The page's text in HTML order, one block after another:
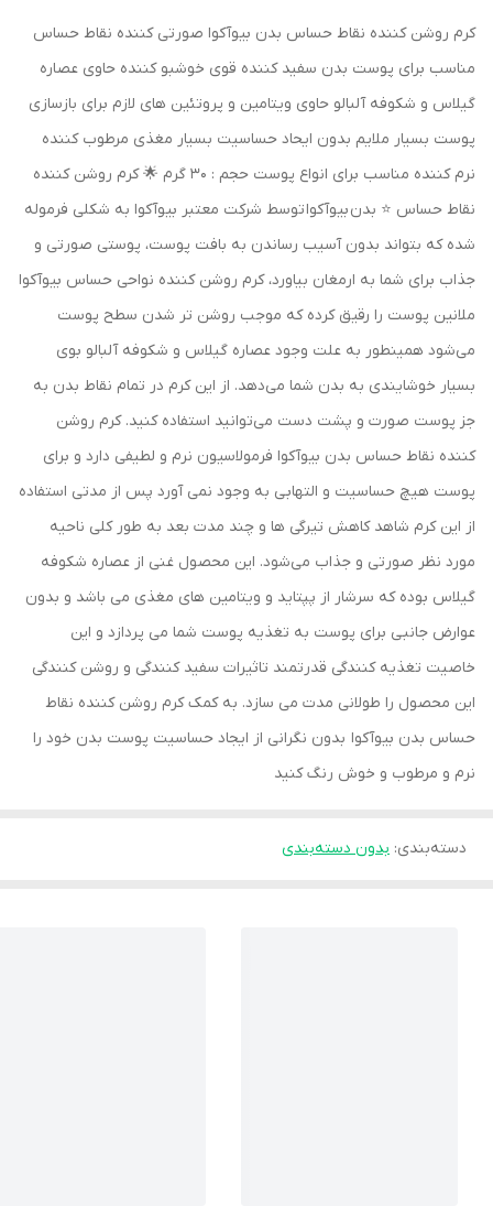
کرم روشن کننده نقاط حساس بدن بیوآکوا صورتی کننده نقاط حساس
مناسب برای پوست بدن سفید کننده قوی خوشبو کننده حاوی عصاره
گیلاس و شکوفه آلبالو حاوی ویتامین و پروتئین های لازم برای بازسازی
پوست بسیار ملایم بدون ایحاد حساسیت بسیار مغذی مرطوب کننده
نرم کننده مناسب برای انواع پوست حجم : 30 گرم 🌟 کرم روشن کننده
نقاط حساس ⭐ بدن بیوآکوا توسط شرکت معتبر بیوآکوا به شکلی فرموله
شده که بتواند بدون آسیب رساندن به بافت پوست، پوستی صورتی و
جذاب برای شما به ارمغان بیاورد، کرم روشن کننده نواحی حساس بیوآکوا
ملانین پوست را رقیق کرده که موجب روشن تر شدن سطح پوست
می‌شود همینطور به علت وجود عصاره گیلاس و شکوفه آلبالو بوی
بسیار خوشایندی به بدن شما می‌دهد. از این کرم در تمام نقاط بدن به
جز پوست صورت و پشت دست می‌توانید استفاده کنید. کرم روشن
کننده نقاط حساس بدن بیوآکوا فرمولاسیون نرم و لطیفی دارد و برای
پوست هیچ حساسیت و التهابی به وجود نمی آورد پس از مدتی استفاده
از این کرم شاهد کاهش تیرگی ها و چند مدت بعد به طور کلی ناحیه
مورد نظر صورتی و جذاب می‌شود. این محصول غنی از عصاره شکوفه
گیلاس بوده که سرشار از پپتاید و ویتامین های مغذی می باشد و بدون
عوارض جانبی برای پوست به تغذیه پوست شما می پردازد و این
خاصیت تغذیه کنندگی قدرتمند تاثیرات سفید کنندگی و روشن کنندگی
این محصول را طولانی مدت می سازد. به کمک کرم روشن کننده نقاط
حساس بدن بیوآکوا بدون نگرانی از ایجاد حساسیت پوست بدن خود را
نرم و مرطوب و خوش رنگ کنید
دسته‌بندی: بدون دسته‌بندی